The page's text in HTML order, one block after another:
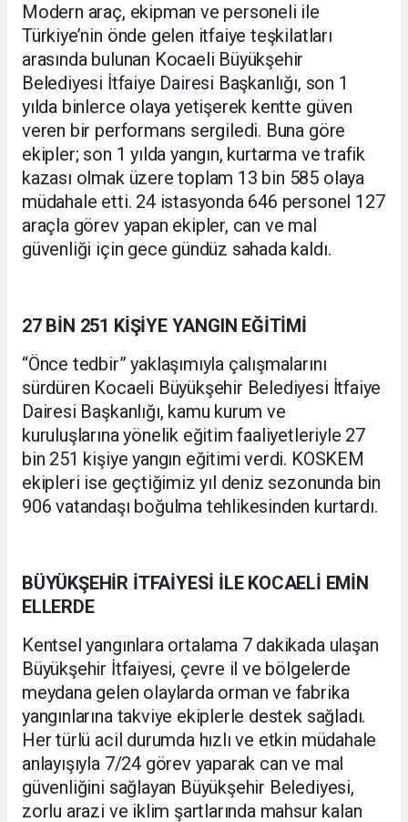
Modern araç, ekipman ve personeli ile
Türkiye’nin önde gelen itfaiye teşkilatları
arasında bulunan Kocaeli Büyükşehir
Belediyesi İtfaiye Dairesi Başkanlığı, son 1
yılda binlerce olaya yetişerek kentte güven
veren bir performans sergiledi. Buna göre
ekipler; son 1 yılda yangın, kurtarma ve trafik
kazası olmak üzere toplam 13 bin 585 olaya
müdahale etti. 24 istasyonda 646 personel 127
araçla görev yapan ekipler, can ve mal
güvenliği için gece gündüz sahada kaldı.
27 BİN 251 KİŞİYE YANGIN EĞİTİMİ
“Önce tedbir” yaklaşımıyla çalışmalarını
sürdüren Kocaeli Büyükşehir Belediyesi İtfaiye
Dairesi Başkanlığı, kamu kurum ve
kuruluşlarına yönelik eğitim faaliyetleriyle 27
bin 251 kişiye yangın eğitimi verdi. KOSKEM
ekipleri ise geçtiğimiz yıl deniz sezonunda bin
906 vatandaşı boğulma tehlikesinden kurtardı.
BÜYÜKŞEHİR İTFAİYESİ İLE KOCAELİ EMİN
ELLERDE
Kentsel yangınlara ortalama 7 dakikada ulaşan
Büyükşehir İtfaiyesi, çevre il ve bölgelerde
meydana gelen olaylarda orman ve fabrika
yangınlarına takviye ekiplerle destek sağladı.
Her türlü acil durumda hızlı ve etkin müdahale
anlayışıyla 7/24 görev yaparak can ve mal
güvenliğini sağlayan Büyükşehir Belediyesi,
zorlu arazi ve iklim şartlarında mahsur kalan